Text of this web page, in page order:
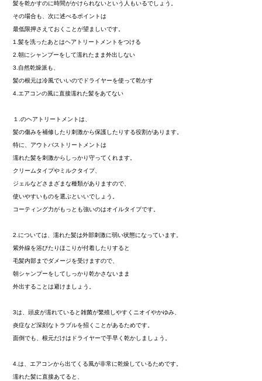
髪を乾かすのに時間がかけられないという人もいるでしょう。
その場合も、次に述べるポイントは
最低限押さえておくことが望ましいです。
1.髪を洗ったあとはヘアトリートメントをつける
2.朝にシャンプーをして濡れたまま外出しない
3.自然乾燥派も、
髪の根元は冷風でいいのでドライヤーを使って乾かす
4.エアコンの風に直接濡れた髪をあてない
１.のヘアトリートメントは、
髪の傷みを補修したり刺激から保護したりする役割があります。
特に、アウトバストリートメントは
濡れた髪を刺激からしっかり守ってくれます。
クリームタイプやミルクタイプ、
ジェルなどさまざまな種類がありますので、
使いやすいものを選ぶといいでしょう。
コーティング力がもっとも強いのはオイルタイプです。
2.については、濡れた髪は外部刺激に弱い状態になっています。
紫外線を浴びたりほこりが付着したりすると
毛髪内部までダメージを受けますので、
朝シャンプーをしてしっかり乾かさないまま
外出することは避けましょう。
3は、頭皮が濡れていると雑菌が繁殖しやすくニオイやかゆみ、
炎症など深刻なトラブルを招くことがあるためです。
面倒でも、根元だけはドライヤーで手早く乾かしましょう。
4.は、エアコンから出てくる風が非常に乾燥しているためです。
濡れた髪に直接あてると、